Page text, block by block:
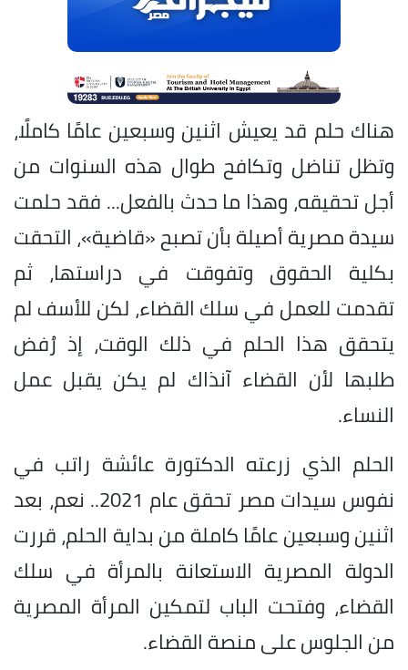
هناك حلم قد يعيش اثنين وسبعين عامًا كاملًا،
وتظل تناضل وتكافح طوال هذه السنوات من
أجل تحقيقه، وهذا ما حدث بالفعل... فقد حلمت
سيدة مصرية أصيلة بأن تصبح «قاضية»، التحقت
بكلية الحقوق وتفوقت في دراستها، ثم
تقدمت للعمل في سلك القضاء، لكن للأسف لم
يتحقق هذا الحلم في ذلك الوقت، إذ رُفض
طلبها لأن القضاء آنذاك لم يكن يقبل عمل
النساء.
الحلم الذي زرعته الدكتورة عائشة راتب في
نفوس سيدات مصر تحقق عام 2021.. نعم، بعد
اثنين وسبعين عامًا كاملة من بداية الحلم، قررت
الدولة المصرية الاستعانة بالمرأة في سلك
القضاء، وفتحت الباب لتمكين المرأة المصرية
من الجلوس على منصة القضاء.